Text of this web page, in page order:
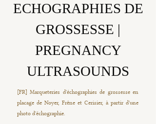
ECHOGRAPHIES DE
GROSSESSE |
PREGNANCY
ULTRASOUNDS
[FR] Marqueteries d'échographies de grossesse en
placage de Noyer, Frêne et Cerisier, à partir d'une
photo d'échographie.